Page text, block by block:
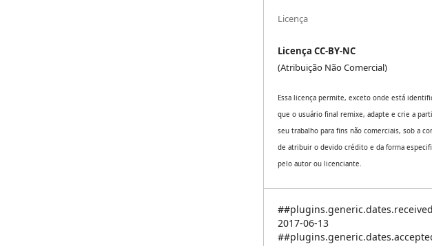
Licença
Licença CC-BY-NC
(Atribuição Não Comercial)
Essa licença permite, exceto onde está
que o usuário final remixe, adapte e crie a
seu trabalho para fins não comerciais, sob a
de atribuir o devido crédito e da forma
pelo autor ou licenciante.
2017-06-13